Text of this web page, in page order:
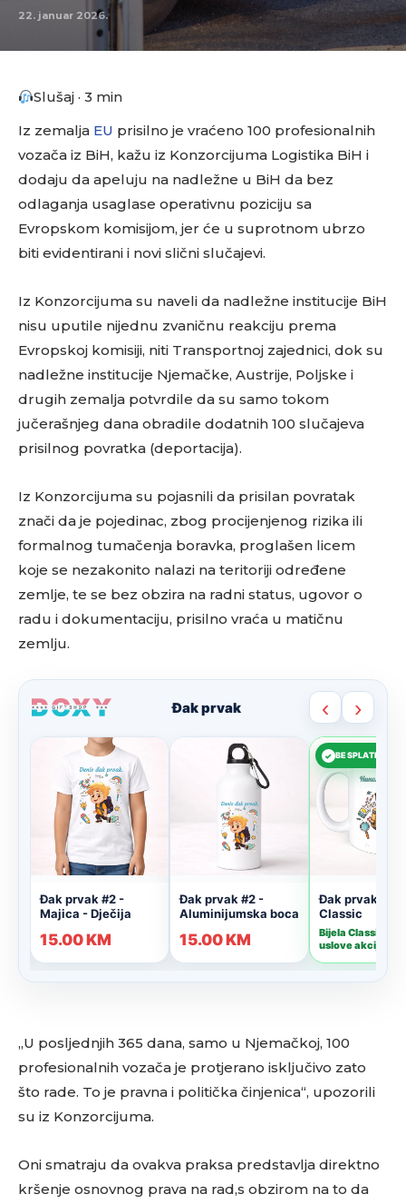
22. januar 2026.
Slušaj · 3 min
Iz zemalja EU prisilno je vraćeno 100 profesionalnih
vozača iz BiH, kažu iz Konzorcijuma Logistika BiH i
dodaju da apeluju na nadležne u BiH da bez
odlaganja usaglase operativnu poziciju sa
Evropskom komisijom, jer će u suprotnom ubrzo
biti evidentirani i novi slični slučajevi.
Iz Konzorcijuma su naveli da nadležne institucije BiH
nisu uputile nijednu zvaničnu reakciju prema
Evropskoj komisiji, niti Transportnoj zajednici, dok su
nadležne institucije Njemačke, Austrije, Poljske i
drugih zemalja potvrdile da su samo tokom
jučerašnjeg dana obradile dodatnih 100 slučajeva
prisilnog povratka (deportacija).
Iz Konzorcijuma su pojasnili da prisilan povratak
znači da je pojedinac, zbog procijenjenog rizika ili
formalnog tumačenja boravka, proglašen licem
koje se nezakonito nalazi na teritoriji određene
zemlje, te se bez obzira na radni status, ugovor o
radu i dokumentaciju, prisilno vraća u matičnu
zemlju.
„U posljednjih 365 dana, samo u Njemačkoj, 100
profesionalnih vozača je protjerano isključivo zato
što rade. To je pravna i politička činjenica“, upozorili
su iz Konzorcijuma.
Oni smatraju da ovakva praksa predstavlja direktno
kršenje osnovnog prava na rad,s obzirom na to da